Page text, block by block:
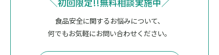
食品安全に関するお悩みについて、
何でもお気軽にお問い合わせください。